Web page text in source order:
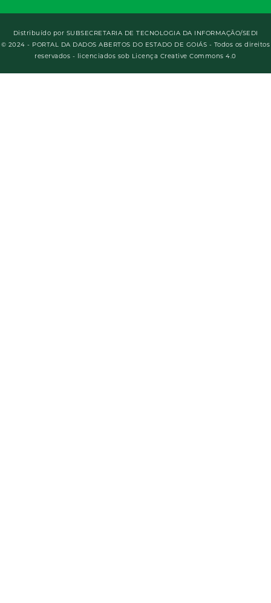
Distribuído por SUBSECRETARIA DE TECNOLOGIA DA INFORMAÇÃO/SEDI
© 2024 - PORTAL DA DADOS ABERTOS DO ESTADO DE GOIÁS - Todos os direitos
reservados - licenciados sob Licença Creative Commons 4.0